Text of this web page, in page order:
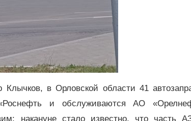
в Орловской области 41
и обслуживаются АО
накануне стало известно, что часть